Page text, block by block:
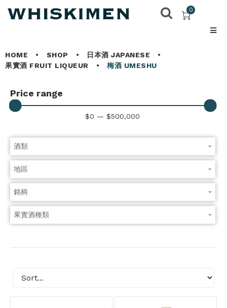
0
HOME • SHOP • 日本酒 JAPANESE
•
果實酒 FRUIT LIQUEUR
• 梅酒 UMESHU
Price range
$0 —$500,000